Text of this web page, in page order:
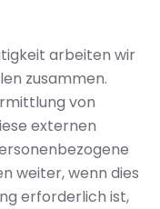
arbeiten wir
zusammen.
von
externen
weiter, wenn dies
erforderlich ist,